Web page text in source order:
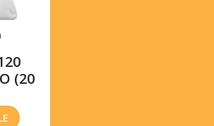
(20